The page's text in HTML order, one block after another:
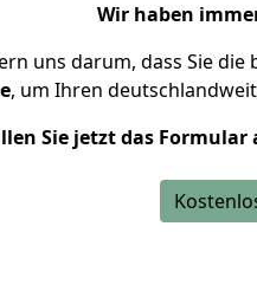
Wir haben
uns darum, dass Sie
, um Ihren
Sie jetzt das Formular